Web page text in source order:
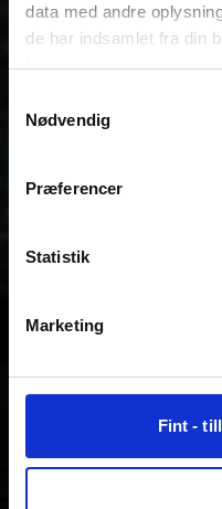
data med andre
de har indsamlet fra din
læse mere om vores
Nødvendig
Præferencer
Statistik
Marketing
Fint -